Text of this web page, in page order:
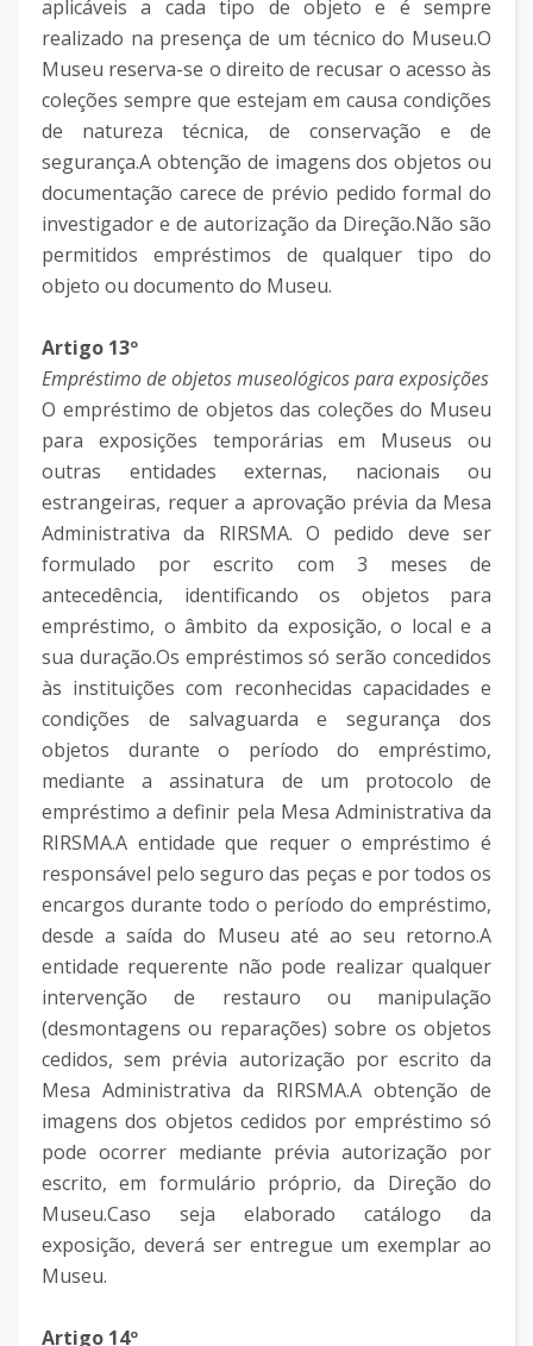
aplicáveis a cada tipo de objeto e é sempre
realizado na presença de um técnico do Museu.O
Museu reserva-se o direito de recusar o acesso às
coleções sempre que estejam em causa condições
de natureza técnica, de conservação e de
segurança.A obtenção de imagens dos objetos ou
documentação carece de prévio pedido formal do
investigador e de autorização da Direção.Não são
permitidos empréstimos de qualquer tipo do
objeto ou documento do Museu.
Artigo 13º
Empréstimo de objetos museológicos para exposições
O empréstimo de objetos das coleções do Museu
para exposições temporárias em Museus ou
outras entidades externas, nacionais ou
estrangeiras, requer a aprovação prévia da Mesa
Administrativa da RIRSMA. O pedido deve ser
formulado por escrito com 3 meses de
antecedência, identificando os objetos para
empréstimo, o âmbito da exposição, o local e a
sua duração.Os empréstimos só serão concedidos
às instituições com reconhecidas capacidades e
condições de salvaguarda e segurança dos
objetos durante o período do empréstimo,
mediante a assinatura de um protocolo de
empréstimo a definir pela Mesa Administrativa da
RIRSMA.A entidade que requer o empréstimo é
responsável pelo seguro das peças e por todos os
encargos durante todo o período do empréstimo,
desde a saída do Museu até ao seu retorno.A
entidade requerente não pode realizar qualquer
intervenção de restauro ou manipulação
(desmontagens ou reparações) sobre os objetos
cedidos, sem prévia autorização por escrito da
Mesa Administrativa da RIRSMA.A obtenção de
imagens dos objetos cedidos por empréstimo só
pode ocorrer mediante prévia autorização por
escrito, em formulário próprio, da Direção do
Museu.Caso seja elaborado catálogo da
exposição, deverá ser entregue um exemplar ao
Museu.
Artigo 14º